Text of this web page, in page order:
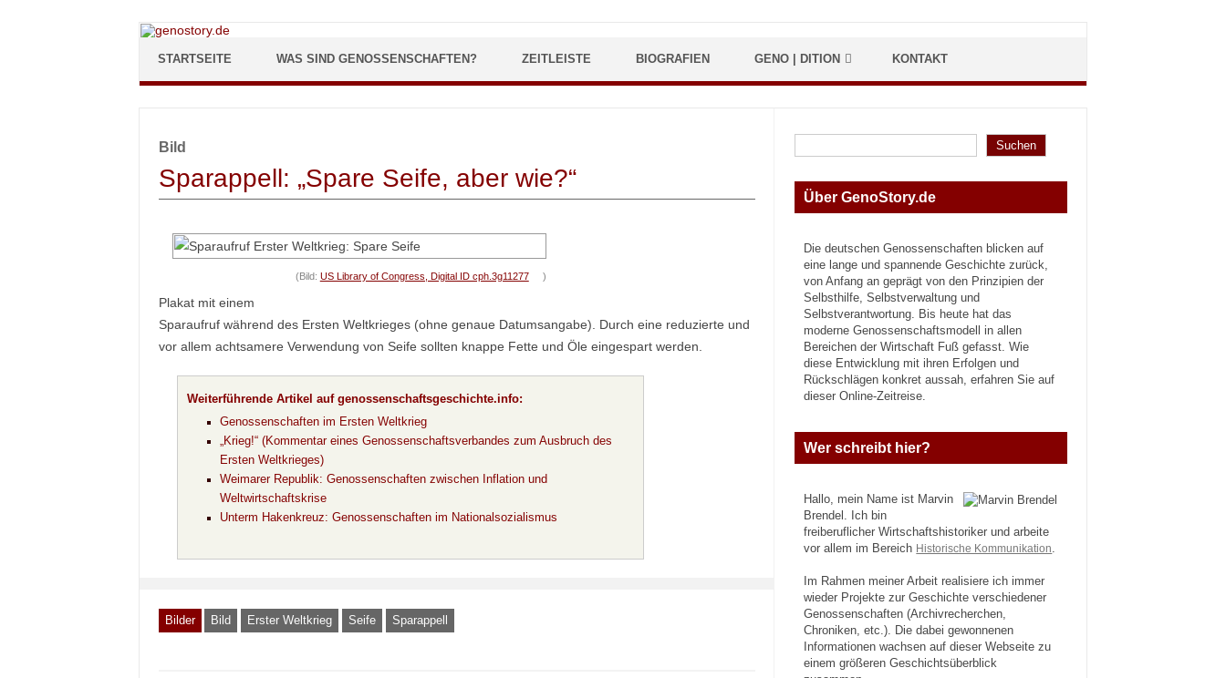
STARTSEITE WAS SIND GENOSSENSCHAFTEN? ZEITLEISTE BIOGRAFIEN GENO | DITION KONTAKT
Bild
Sparappell: „Spare Seife, aber wie?“
(Bild: US Library of Congress, Digital ID cph.3g11277 )
Plakat mit einem
Sparaufruf während des Ersten Weltkrieges (ohne genaue Datumsangabe). Durch eine reduzierte und
vor allem achtsamere Verwendung von Seife sollten knappe Fette und Öle eingespart werden.
Weiterführende Artikel auf genossenschaftsgeschichte.info:
Genossenschaften im Ersten Weltkrieg
„Krieg!“ (Kommentar eines Genossenschaftsverbandes zum Ausbruch des
Ersten Weltkrieges)
Weimarer Republik: Genossenschaften zwischen Inflation und
Weltwirtschaftskrise
Unterm Hakenkreuz: Genossenschaften im Nationalsozialismus
Bilder Bild Erster Weltkrieg Seife Sparappell
Suchen
Suchen
Über GenoStory.de
Die deutschen Genossenschaften blicken auf
eine lange und spannende Geschichte zurück,
von Anfang an geprägt von den Prinzipien der
Selbsthilfe, Selbstverwaltung und
Selbstverantwortung. Bis heute hat das
moderne Genossenschaftsmodell in allen
Bereichen der Wirtschaft Fuß gefasst. Wie
diese Entwicklung mit ihren Erfolgen und
Rückschlägen konkret aussah, erfahren Sie auf
dieser Online-Zeitreise.
Wer schreibt hier?
Hallo, mein Name ist Marvin
Brendel. Ich bin
freiberuflicher Wirtschaftshistoriker und arbeite
vor allem im Bereich Historische Kommunikation
Im Rahmen meiner Arbeit realisiere ich immer
wieder Projekte zur Geschichte verschiedener
Genossenschaften (Archivrecherchen,
Chroniken, etc.). Die dabei gewonnenen
Informationen wachsen auf dieser Webseite zu
einem größeren Geschichtsüberblick